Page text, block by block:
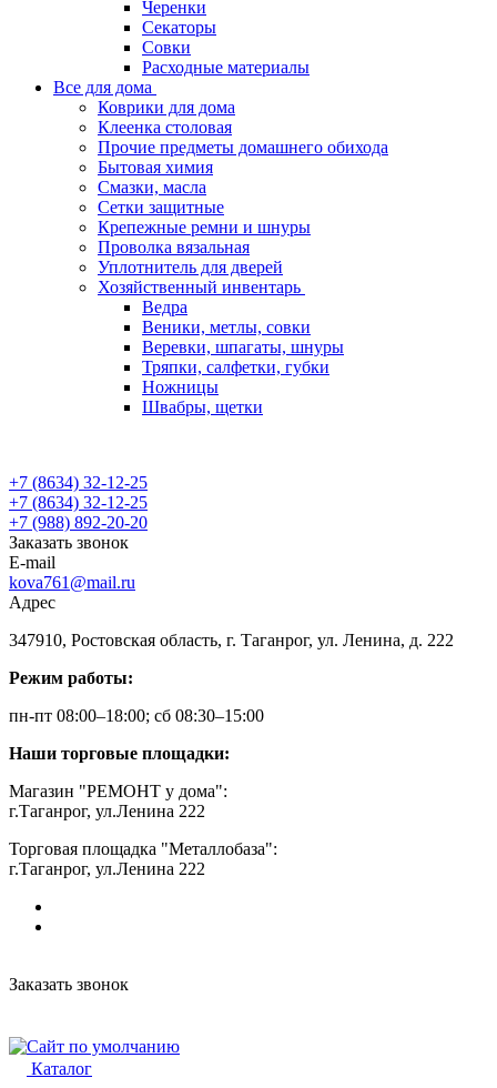
Черенки
Секаторы
Совки
Расходные материалы
Все для дома
Коврики для дома
Клеенка столовая
Прочие предметы домашнего обихода
Бытовая химия
Смазки, масла
Сетки защитные
Крепежные ремни и шнуры
Проволка вязальная
Уплотнитель для дверей
Хозяйственный инвентарь
Ведра
Веники, метлы, совки
Веревки, шпагаты, шнуры
Тряпки, салфетки, губки
Ножницы
Швабры, щетки
+7 (8634) 32-12-25
+7 (8634) 32-12-25
+7 (988) 892-20-20
Заказать звонок
E-mail
kova761@mail.ru
Адрес
347910, Ростовская область, г. Таганрог, ул. Ленина, д. 222
Режим работы:
пн-пт 08:00–18:00; сб 08:30–15:00
Наши торговые площадки:
Магазин "РЕМОНТ у дома":
г.Таганрог, ул.Ленина 222
Торговая площадка "Металлобаза":
г.Таганрог, ул.Ленина 222
Заказать звонок
Каталог